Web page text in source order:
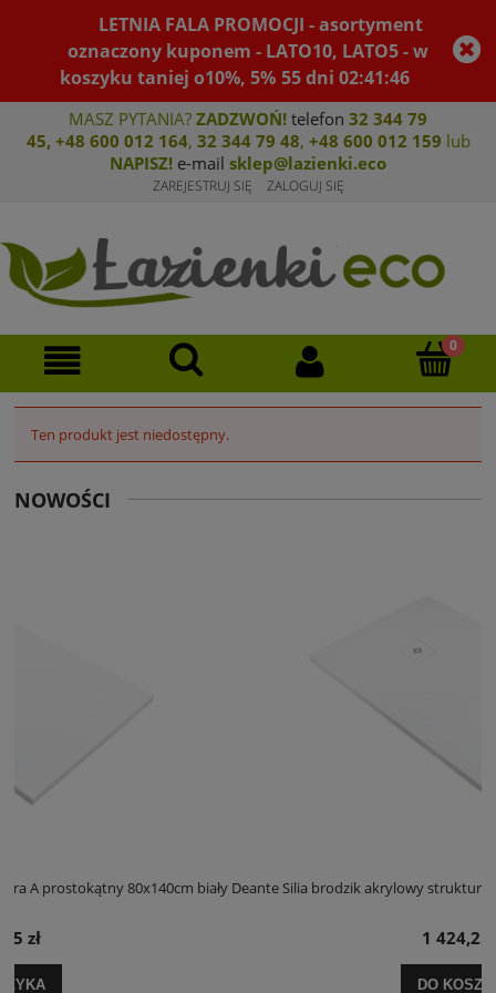
LETNIA FALA PROMOCJI - asortyment
oznaczony kuponem - LATO10, LATO5 - w
koszyku taniej o10%, 5% 55dni02:41:46
MASZ PYTANIA? ZADZWOŃ! telefon 32 344 79
45, +48 600 012 164, 32 344 79 48, +48 600 012 159 lub
NAPISZ! e-mail sklep@lazienki.eco
ZAREJESTRUJ SIĘ ZALOGUJ SIĘ
Ten produkt jest niedostępny.
NOWOŚCI
białyDeante Silia brodzik akrylowy struktura A prostokątny 100x120cm